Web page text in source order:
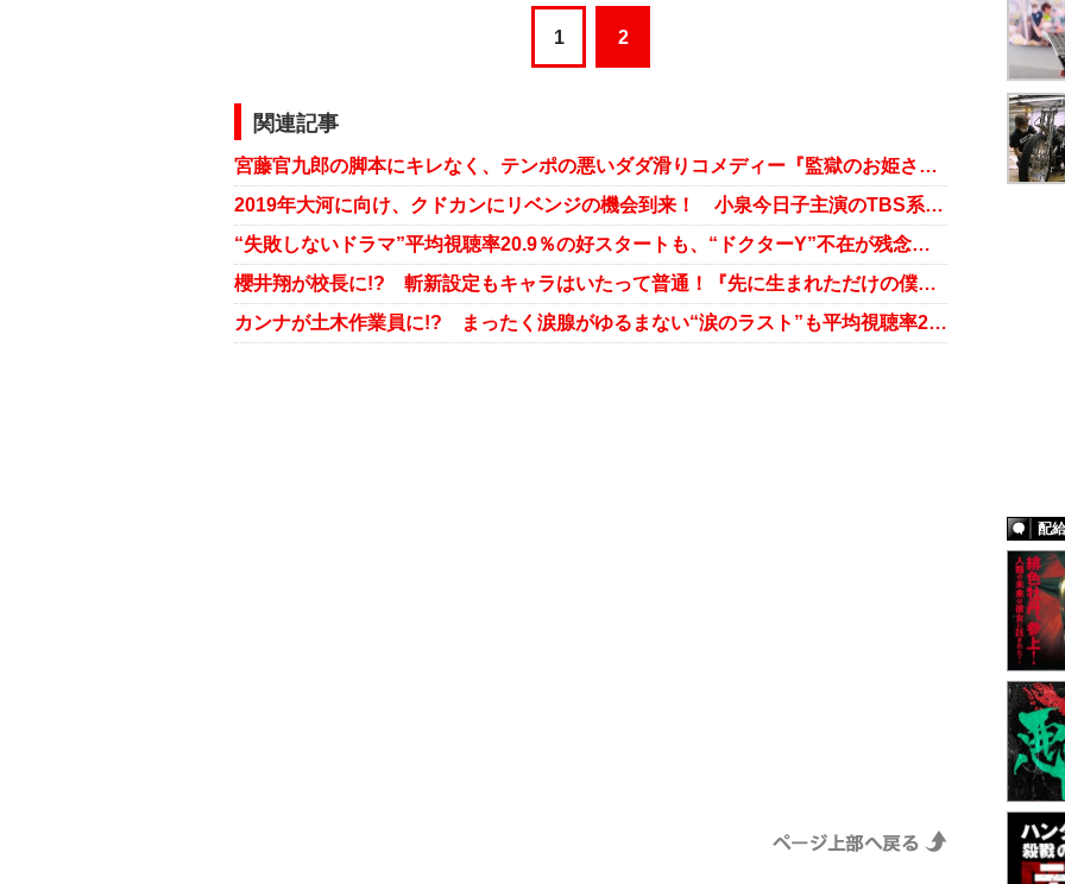
1 2
関連記事
宮藤官九郎の脚本にキレなく、テンポの悪いダダ滑りコメディー『監獄のお姫さま』第1話
2019年大河に向け、クドカンにリベンジの機会到来！ 小泉今日子主演のTBS系ドラマで脚本を担当
“失敗しないドラマ”平均視聴率20.9％の好スタートも、“ドクターY”不在が残念！『ドクターX ～外科医・大門未知子～』第1話
櫻井翔が校長に!? 斬新設定もキャラはいたって普通！『先に生まれただけの僕』第1話
カンナが土木作業員に!? まったく涙腺がゆるまない“涙のラスト”も平均視聴率2ケタ記録『カンナさーん！』最終話
配